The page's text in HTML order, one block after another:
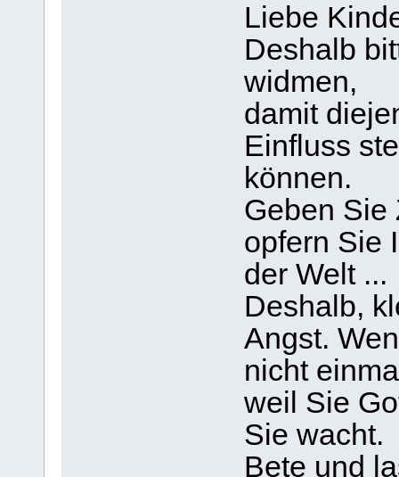
Liebe
Deshalb
widmen,
damit
Einfluss
können.
Geben Sie
opfern Sie
der Welt ...
Deshalb,
Angst.
nicht
weil Sie
Sie wacht.
Bete und